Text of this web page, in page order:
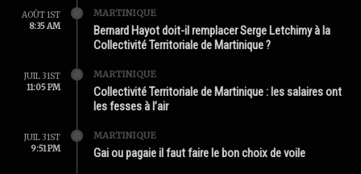
AOÛT 1ST
8:35 AM
MARTINIQUE
Bernard Hayot doit-il remplacer Serge Letchimy à la
Collectivité Territoriale de Martinique ?
JUIL 31ST
11:05 PM
MARTINIQUE
Collectivité Territoriale de Martinique : les salaires ont
les fesses à l’air
JUIL 31ST
9:51 PM
MARTINIQUE
Gai ou pagaie il faut faire le bon choix de voile